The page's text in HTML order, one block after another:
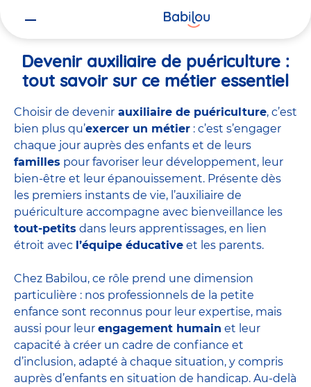
Devenir auxiliaire de puériculture :
tout savoir sur ce métier essentiel
Choisir de devenir auxiliaire de puériculture, c’est
bien plus qu’exercer un métier : c’est s’engager
chaque jour auprès des enfants et de leurs
familles pour favoriser leur développement, leur
bien-être et leur épanouissement. Présente dès
les premiers instants de vie, l’auxiliaire de
puériculture accompagne avec bienveillance les
tout-petits dans leurs apprentissages, en lien
étroit avec l’équipe éducative et les parents.
Chez Babilou, ce rôle prend une dimension
particulière : nos professionnels de la petite
enfance sont reconnus pour leur expertise, mais
aussi pour leur engagement humain et leur
capacité à créer un cadre de confiance et
d’inclusion, adapté à chaque situation, y compris
auprès d’enfants en situation de handicap. Au-delà